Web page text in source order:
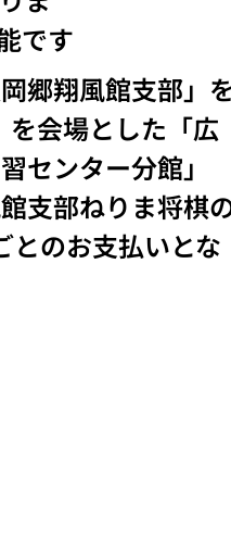
です
郷翔風館支部」
会場とした「広
ンター分館」
支部ねりま将棋
とのお支払いとな